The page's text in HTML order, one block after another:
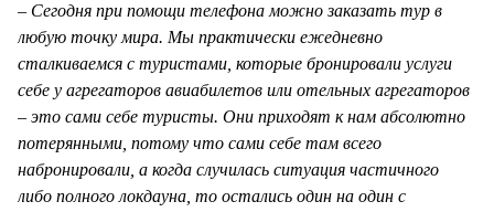
– Сегодня при помощи телефона можно заказать тур в
любую точку мира. Мы практически ежедневно
сталкиваемся с туристами, которые бронировали услуги
себе у агрегаторов авиабилетов или отельных агрегаторов
– это сами себе туристы. Они приходят к нам абсолютно
потерянными, потому что сами себе там всего
набронировали, а когда случилась ситуация частичного
либо полного локдауна, то остались один на один с